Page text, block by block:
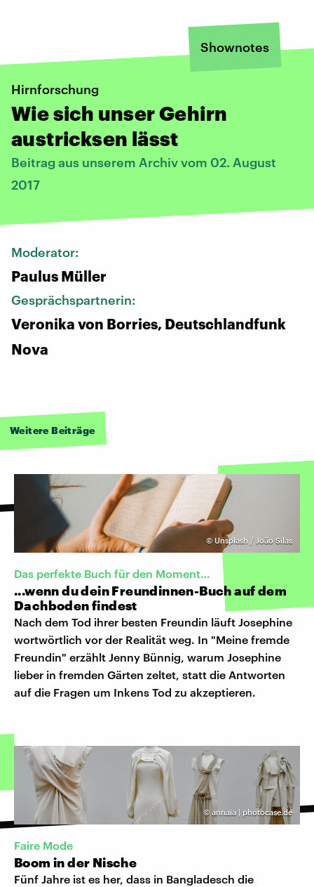
Shownotes
Hirnforschung
Wie sich unser Gehirn
austricksen lässt
Beitrag aus unserem Archiv vom 02. August
2017
Moderator:
Paulus Müller
Gesprächspartnerin:
Veronika von Borries, Deutschlandfunk
Nova
Weitere Beiträge
© Unsplash / João Silas
Das perfekte Buch für den Moment…
...wenn du dein Freundinnen-Buch auf dem
Dachboden findest
Nach dem Tod ihrer besten Freundin läuft Josephine
wortwörtlich vor der Realität weg. In "Meine fremde
Freundin" erzählt Jenny Bünnig, warum Josephine
lieber in fremden Gärten zeltet, statt die Antworten
auf die Fragen um Inkens Tod zu akzeptieren.
© annaia | photocase.de
Faire Mode
Boom in der Nische
Fünf Jahre ist es her, dass in Bangladesch die